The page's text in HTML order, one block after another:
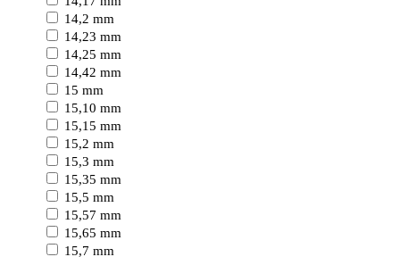
14,2 mm
14,23 mm
14,25 mm
14,42 mm
15 mm
15,10 mm
15,15 mm
15,2 mm
15,3 mm
15,35 mm
15,5 mm
15,57 mm
15,65 mm
15,7 mm